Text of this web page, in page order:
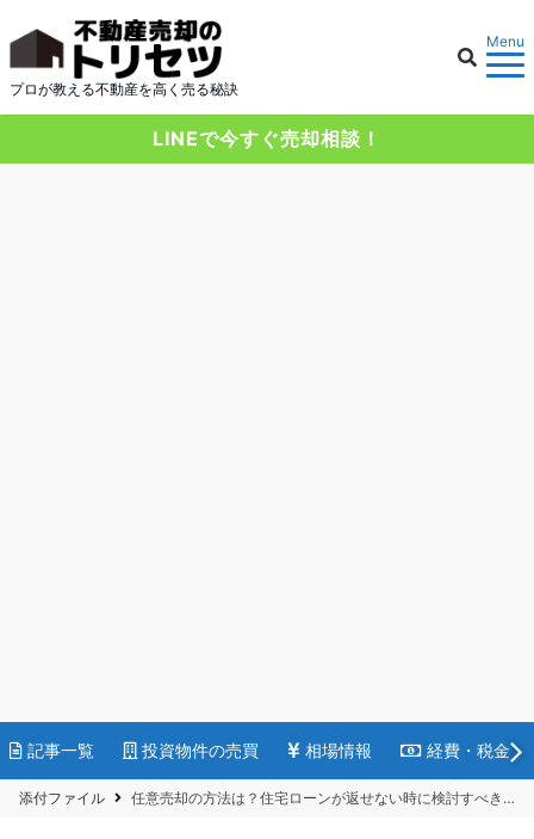
プロが教える不動産を高く売る秘訣
Menu
LINEで今すぐ売却相談！
記事一覧 投資物件の売買 相場情報 経費・税金
添付ファイル 任意売却の方法は？住宅ローンが返せない時に検討すべき任意売却の流れ